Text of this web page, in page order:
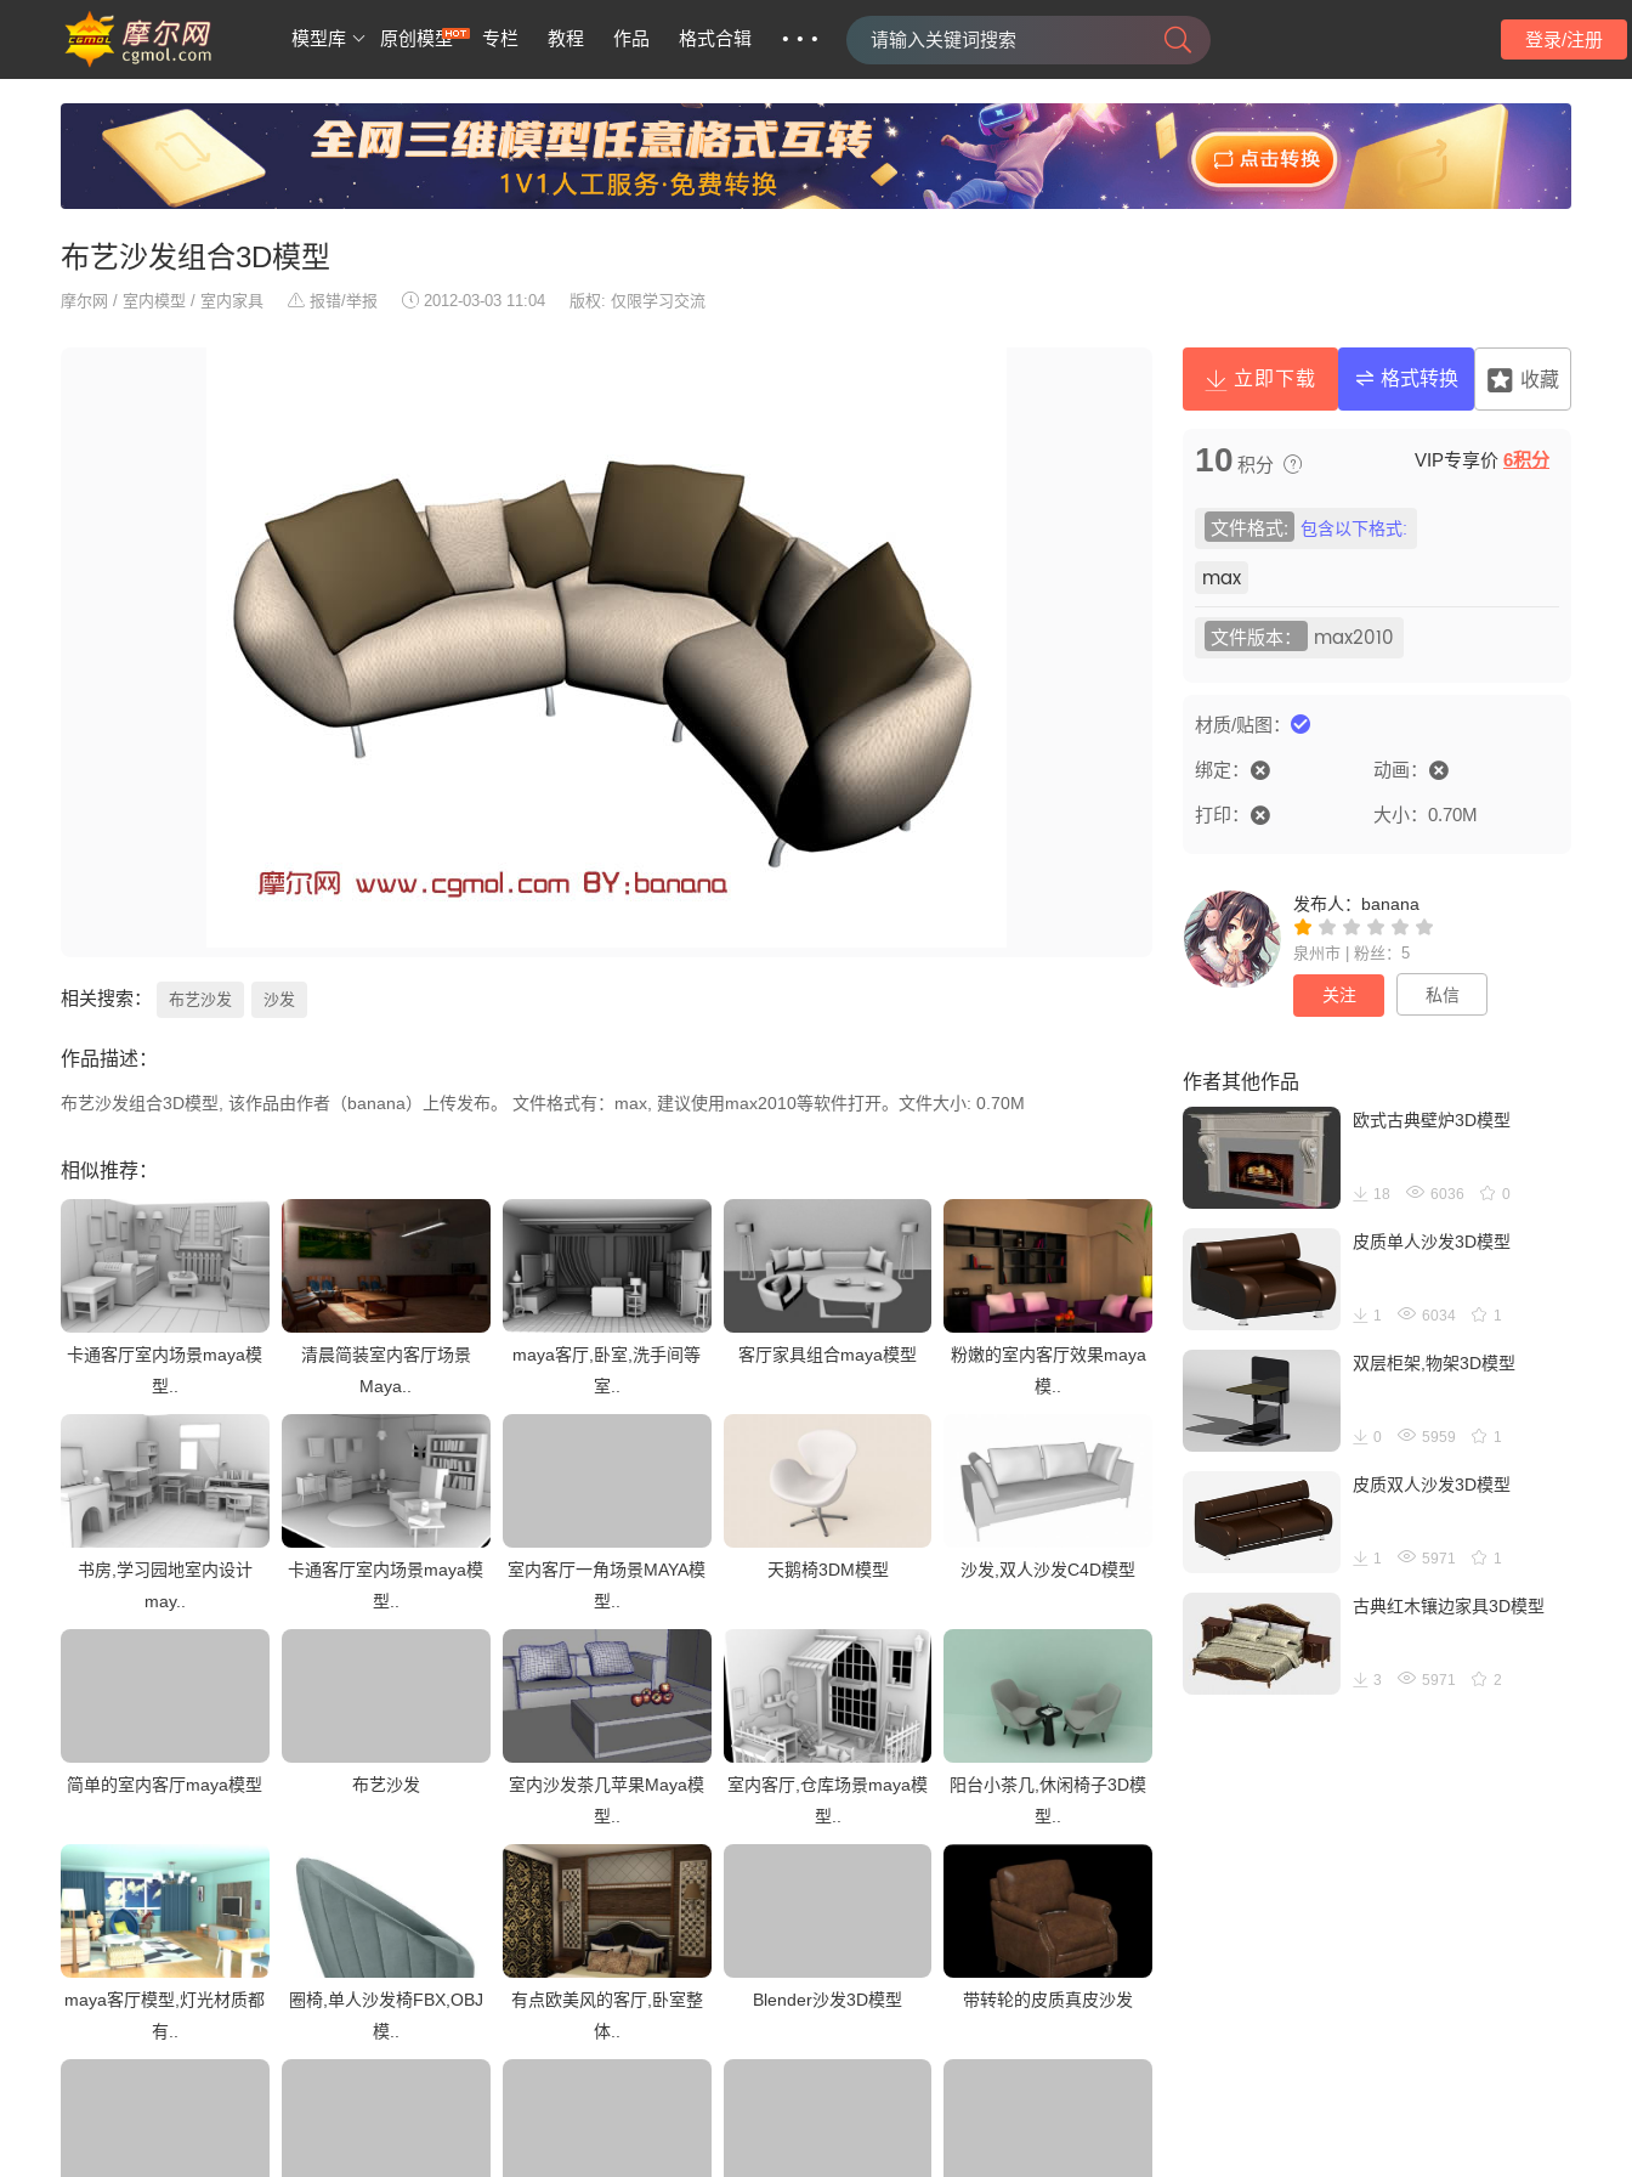
模型库 原创模型 专栏 教程 作品 格式合辑 ··· 登录/注册
布艺沙发组合3D模型
摩尔网 / 室内模型 / 室内家具 报错/举报 2012-03-03 11:04 版权: 仅限学习交流
相关搜索： 布艺沙发 沙发
作品描述：
布艺沙发组合3D模型, 该作品由作者（banana）上传发布。 文件格式有：max, 建议使用max2010等软件打开。文件大小: 0.70M
相似推荐：
卡通客厅室内场景maya模
型..
清晨简装室内客厅场景
Maya..
maya客厅,卧室,洗手间等
室..
客厅家具组合maya模型
粉嫩的室内客厅效果maya
模..
书房,学习园地室内设计
may..
卡通客厅室内场景maya模
型..
室内客厅一角场景MAYA模
型..
天鹅椅3DM模型 沙发,双人沙发C4D模型
简单的室内客厅maya模型 布艺沙发
室内沙发茶几苹果Maya模
型..
室内客厅,仓库场景maya模
型..
阳台小茶几,休闲椅子3D模
型..
maya客厅模型,灯光材质都
有..
圈椅,单人沙发椅FBX,OBJ
模..
有点欧美风的客厅,卧室整
体..
Blender沙发3D模型 带转轮的皮质真皮沙发
立即下载 格式转换 收藏
10 积分 VIP专享价 6积分
文件格式: 包含以下格式:
max
文件版本： max2010
材质/贴图：
绑定： 动画：
打印： 大小：0.70M
发布人： banana
泉州市 | 粉丝：5
关注 私信
作者其他作品
欧式古典壁炉3D模型
18 6036 0
皮质单人沙发3D模型
1 6034 1
双层柜架,物架3D模型
0 5959 1
皮质双人沙发3D模型
1 5971 1
古典红木镶边家具3D模型
3 5971 2